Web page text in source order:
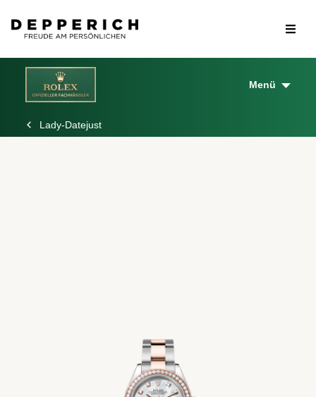
Menü
Lady-Datejust